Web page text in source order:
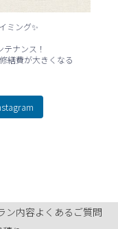
ミング✨
ナンス！
繕費が大きくなる
ン内容よくあるご質問